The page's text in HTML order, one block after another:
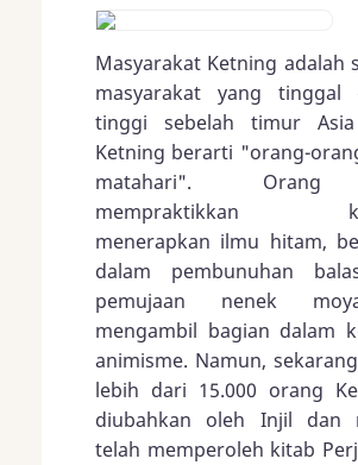
Masyarakat Ketning adalah
masyarakat yang tinggal
tinggi sebelah timur Asia
Ketning berarti "orang-
matahari". Orang
mempraktikkan
menerapkan ilmu hitam,
dalam pembunuhan
pemujaan nenek
mengambil bagian dalam
animisme. Namun,
lebih dari 15.000 orang
diubahkan oleh Injil dan
telah memperoleh kitab